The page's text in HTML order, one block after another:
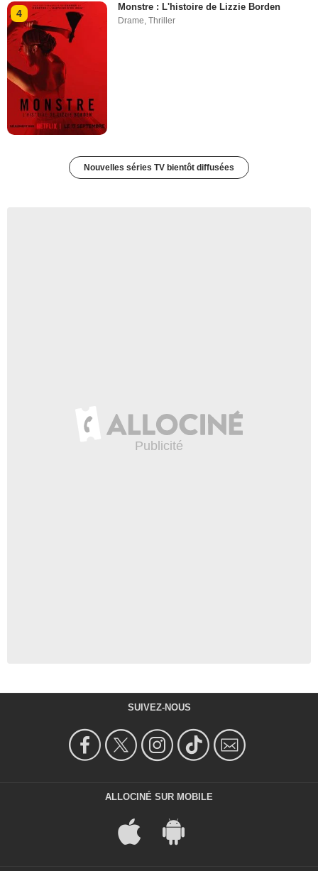
4
Monstre : L'histoire de Lizzie Borden
Drame ,Thriller
Nouvelles séries TV bientôt diffusées
SUIVEZ-NOUS
ALLOCINÉ SUR MOBILE